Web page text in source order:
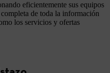
eficientemente sus equipos
de toda la información
los servicios y ofertas